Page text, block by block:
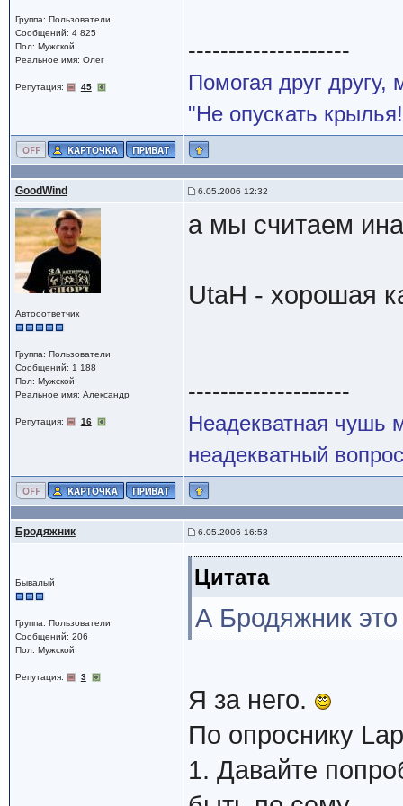
Группа: Пользователи
Сообщений: 4 825
Пол: Мужской
Реальное имя: Олег
Репутация: 45
--------------------
Помогая друг
"Не опускать
GoodWind 6.05.2006 12:32
Автооответчик
Группа: Пользователи
Сообщений: 1 188
Пол: Мужской
Реальное имя: Александр
Репутация: 16
а мы считаем
UtaH - хорошая
--------------------
Неадекватная чушь
неадекватный
Бродяжник 6.05.2006 16:53
Бывалый
Группа: Пользователи
Сообщений: 206
Пол: Мужской
Репутация: 3
Цитата
А Бродяжник
Я за него.
По опроснику
1. Давайте